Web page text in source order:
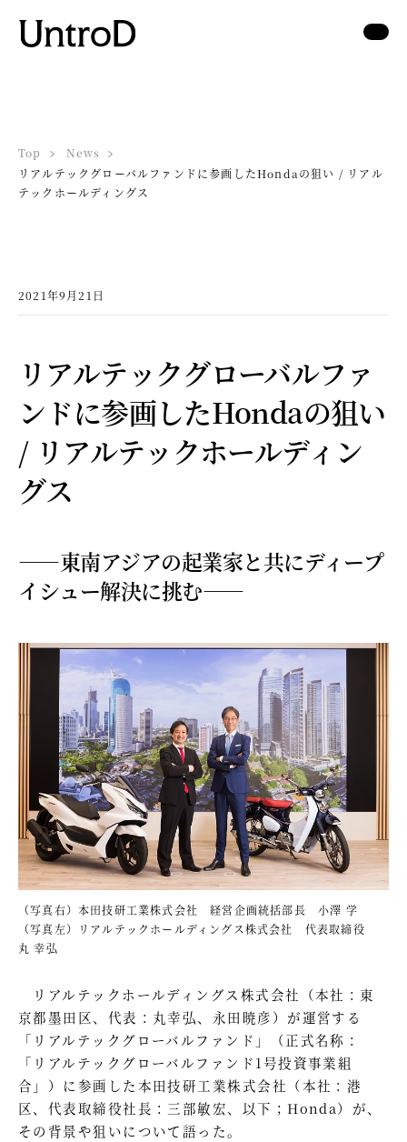
Top
News
リアルテックグローバルファンドに参画したHondaの狙い / リアル
テックホールディングス
2021年9月21日
リアルテックグローバルファ
ンドに参画したHondaの狙い
/ リアルテックホールディン
グス
——東南アジアの起業家と共にディープ
イシュー解決に挑む——
（写真右）本田技研工業株式会社 経営企画統括部長 小澤 学
（写真左）リアルテックホールディングス株式会社 代表取締役
丸 幸弘
リアルテックホールディングス株式会社（本社：東
京都墨田区、代表：丸幸弘、永田暁彦）が運営する
「リアルテックグローバルファンド」（正式名称：
「リアルテックグローバルファンド1号投資事業組
合」）に参画した本田技研工業株式会社（本社：港
区、代表取締役社長：三部敏宏、以下；Honda）が、
その背景や狙いについて語った。